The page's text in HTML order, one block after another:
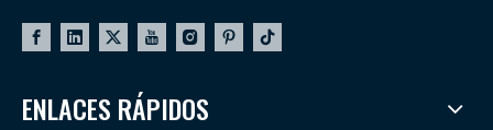
ENLACES RÁPIDOS